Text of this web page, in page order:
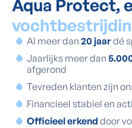
Aqua Protect,
Al meer dan 20 jaardé
Jaarlijks meer dan
afgerond
Tevreden klanten zijn
Financieel stabiel en
Officieel erkend door